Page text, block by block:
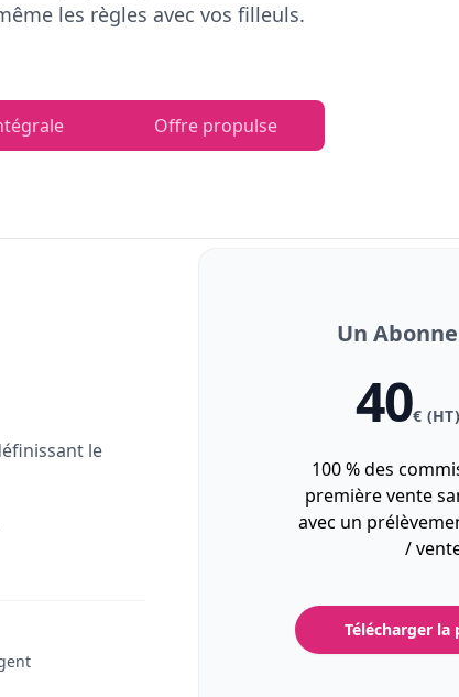
les règles avec vos filleuls.
Offre propulse
le
Un
40€
100 % des
première vente
avec un
/
Télécharger la